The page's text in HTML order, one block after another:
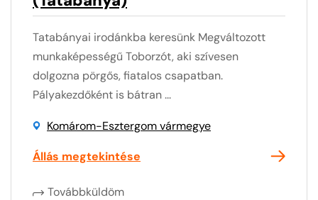
Tatabányai irodánkba keresünk Megváltozott
munkaképességű Toborzót, aki szívesen
dolgozna pörgős, fiatalos csapatban.
Pályakezdőként is bátran ...
Komárom-Esztergom vármegye
Állás megtekintése
Továbbküldöm